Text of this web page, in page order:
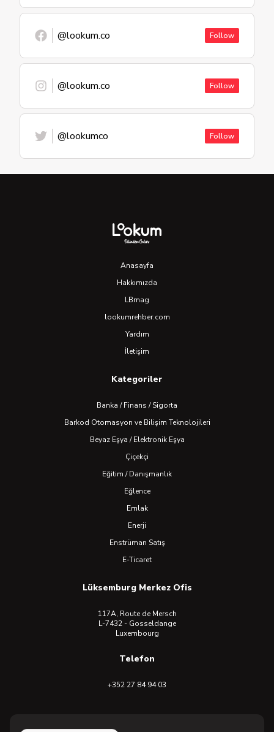
@lookum.co Follow
@lookum.co Follow
@lookumco Follow
Anasayfa
Hakkımızda
LBmag
lookumrehber.com
Yardım
İletişim
Kategoriler
Banka / Finans / Sigorta
Barkod Otomasyon ve Bilişim Teknolojileri
Beyaz Eşya / Elektronik Eşya
Çiçekçi
Eğitim / Danışmanlık
Eğlence
Emlak
Enerji
Enstrüman Satış
E-Ticaret
Lüksemburg Merkez Ofis
117A, Route de Mersch
L-7432 - Gosseldange
Luxembourg
Telefon
+352 27 84 94 03